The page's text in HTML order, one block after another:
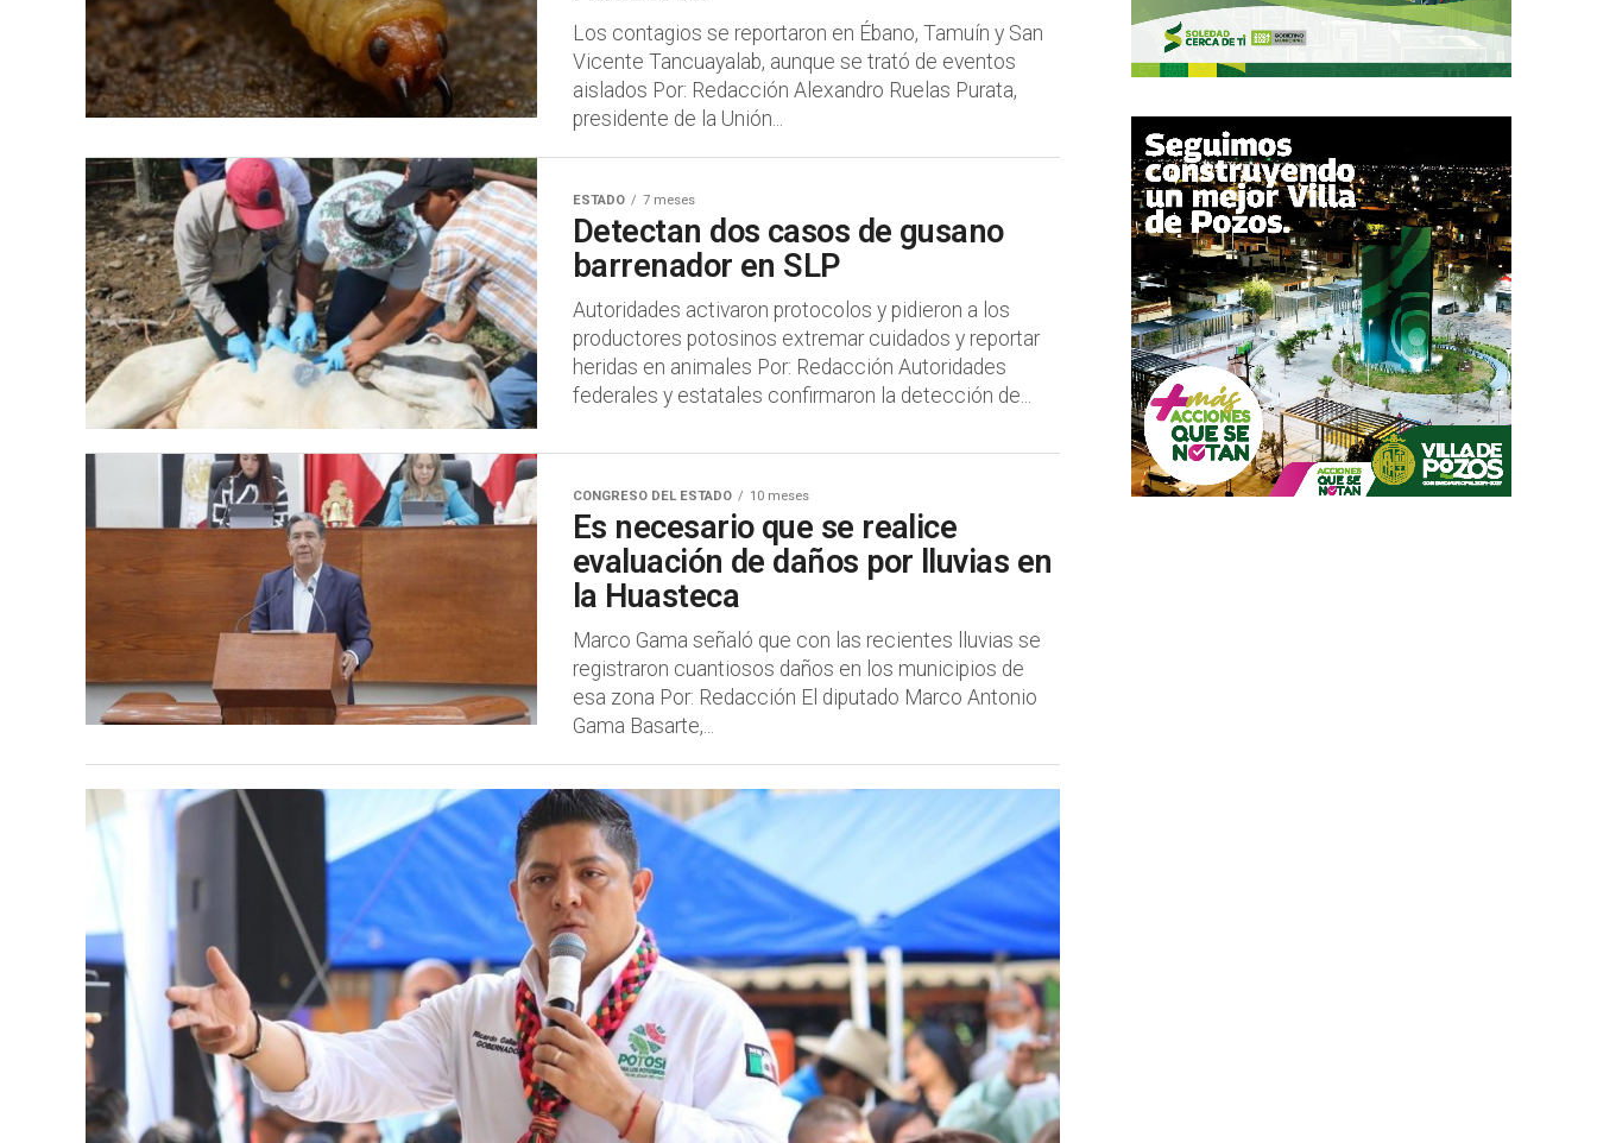
Los contagios se reportaron en Ébano, Tamuín y San
Vicente Tancuayalab, aunque se trató de eventos
aislados Por: Redacción Alexandro Ruelas Purata,
presidente de la Unión...
ESTADO 7 meses
Detectan dos casos de gusano
barrenador en SLP
Autoridades activaron protocolos y pidieron a los
productores potosinos extremar cuidados y reportar
heridas en animales Por: Redacción Autoridades
federales y estatales confirmaron la detección de...
CONGRESO DEL ESTADO 10 meses
Es necesario que se realice
evaluación de daños por lluvias en
la Huasteca
Marco Gama señaló que con las recientes lluvias se
registraron cuantiosos daños en los municipios de
esa zona Por: Redacción El diputado Marco Antonio
Gama Basarte,...